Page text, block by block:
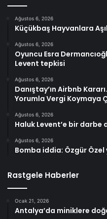
Ağustos 6, 2026
Küçükbaş Hayvanlara
Ağustos 6, 2026
Oyuncu Esra
Levent tepkisi
Ağustos 6, 2026
Danıştay’ın Airbnb
Yorumla Vergi Koymaya
Ağustos 6, 2026
Haluk Levent’e bir darbe
Ağustos 6, 2026
Bomba iddia: Özgür Özel
Rastgele Haberler
Ocak 21, 2026
Antalya’da miniklere